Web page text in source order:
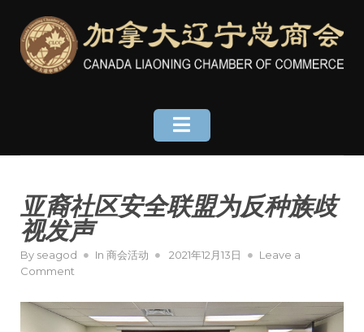
content
亚裔社区安全联盟为反种族歧
视发声
By seagod In 商会活动
Posted
2021年12月13日
Leave a
Comment
裔
社